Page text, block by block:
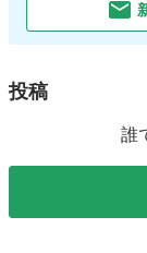
投稿
誰